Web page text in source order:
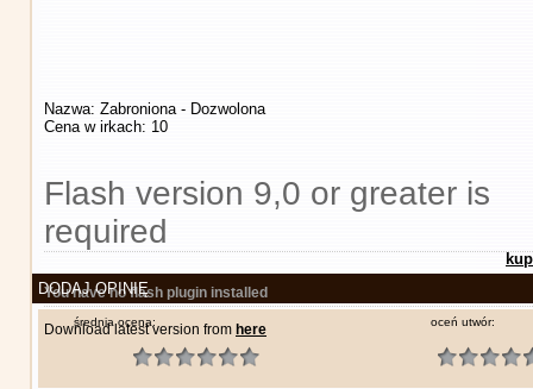
Nazwa: Zabroniona - Dozwolona
Cena w irkach: 10
Flash version 9,0 or greater is
required
You have no flash plugin installed
Download latest version from here
DODAJ OPINIĘ
średnia ocena: oceń utwór: